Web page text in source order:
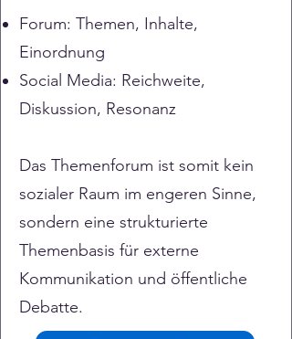
Forum: Themen, Inhalte,
Einordnung
Social Media: Reichweite,
Diskussion, Resonanz
Das Themenforum ist somit kein
sozialer Raum im engeren Sinne,
sondern eine strukturierte
Themenbasis für externe
Kommunikation und öffentliche
Debatte.